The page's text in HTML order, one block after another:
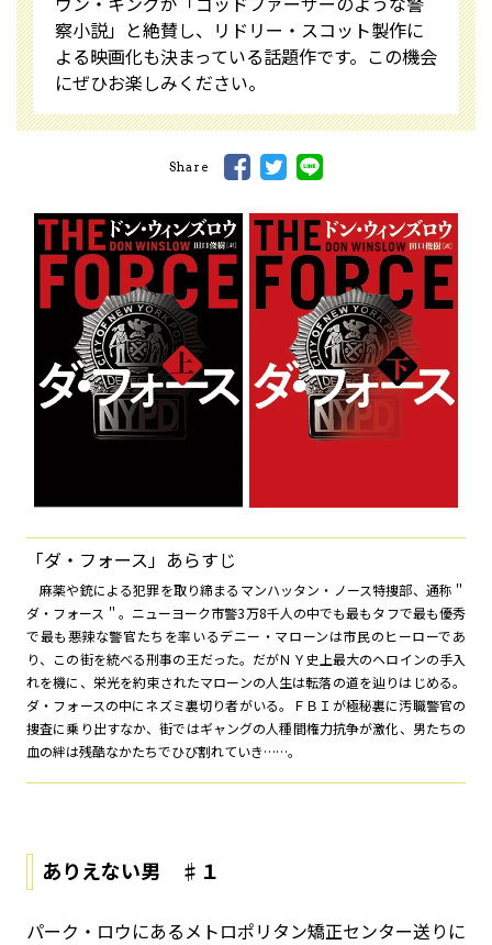
察小説」と絶賛し、リドリー・スコット製作に
よる映画化も決まっている話題作です。この機会
にぜひお楽しみください。
Share
「ダ・フォース」あらすじ
麻薬や銃による犯罪を取り締まるマンハッタン・ノース特捜部、通称＂
ダ・フォース＂。ニューヨーク市警3万8千人の中でも最もタフで最も優秀
で最も悪辣な警官たちを率いるデニー・マローンは市民のヒーローであ
り、この街を統べる刑事の王だった。だがＮＹ史上最大のヘロインの手入
れを機に、栄光を約束されたマローンの人生は転落の道を辿りはじめる。
ダ・フォースの中にネズミ――裏切り者がいる。ＦＢＩが極秘裏に汚職警官の
捜査に乗り出すなか、街ではギャングの人種間権力抗争が激化、男たちの
血の絆は残酷なかたちでひび割れていき……。
ありえない男 ♯１
パーク・ロウにあるメトロポリタン矯正センター送りに